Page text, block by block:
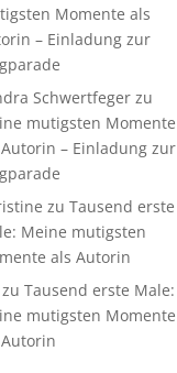
Momente als
– Einladung zur
Schwertfeger zu
mutigsten Momente
– Einladung zur
zuTausend erste
Meine mutigsten
als Autorin
zuTausend erste Male:
mutigsten Momente